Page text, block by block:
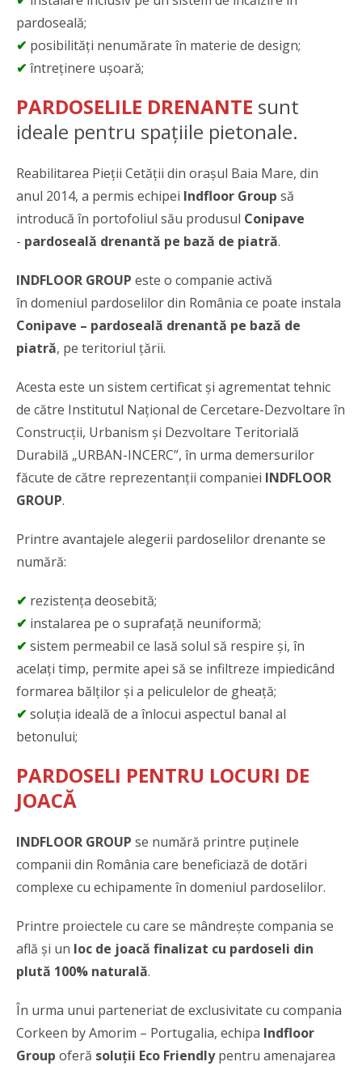
pardoseală;
✔ posibilități nenumărate în materie de design;
✔ întreținere ușoară;
PARDOSELILE DRENANTE sunt
ideale pentru spațiile pietonale.
Reabilitarea Pieții Cetății din orașul Baia Mare, din
anul 2014, a permis echipei Indfloor Group să
introducă în portofoliul său produsul Conipave
- pardoseală drenantă pe bază de piatră.
INDFLOOR GROUP este o companie activă
în domeniul pardoselilor din România ce poate instala
Conipave – pardoseală drenantă pe bază de
piatră, pe teritoriul țării.
Acesta este un sistem certificat și agrementat tehnic
de către Institutul Național de Cercetare-Dezvoltare în
Construcții, Urbanism și Dezvoltare Teritorială
Durabilă „URBAN-INCERC”, în urma demersurilor
făcute de către reprezentanții companiei INDFLOOR
GROUP.
Printre avantajele alegerii pardoselilor drenante se
numără:
✔ rezistența deosebită;
✔ instalarea pe o suprafață neuniformă;
✔ sistem permeabil ce lasă solul să respire și, în
acelați timp, permite apei să se infiltreze impiedicând
formarea bălților și a peliculelor de gheață;
✔ soluția ideală de a înlocui aspectul banal al
betonului;
PARDOSELI PENTRU LOCURI DE
JOACĂ
INDFLOOR GROUP se numără printre puținele
companii din România care beneficiază de dotări
complexe cu echipamente în domeniul pardoselilor.
Printre proiectele cu care se mândrește compania se
află și un loc de joacă finalizat cu pardoseli din
plută 100% naturală.
În urma unui parteneriat de exclusivitate cu compania
Corkeen by Amorim – Portugalia, echipa Indfloor
Group oferă soluții Eco Friendlypentru amenajarea